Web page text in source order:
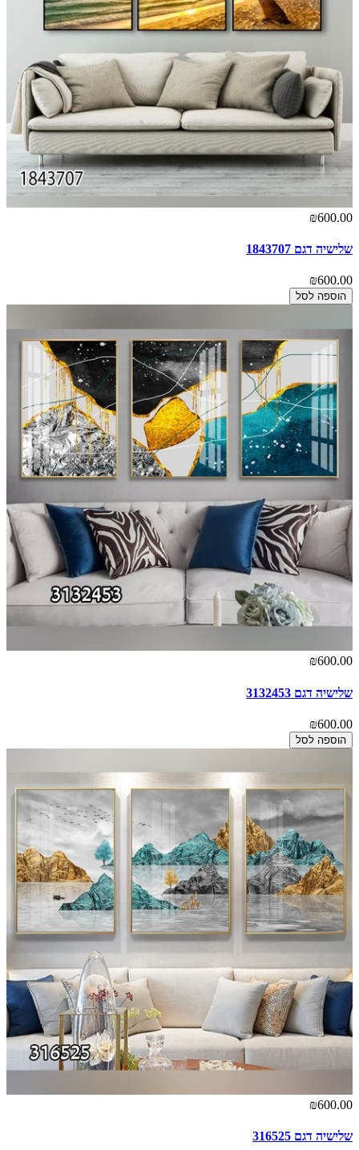
₪600.00
שלישיה דגם 1843707
₪600.00
הוספה לסל
₪600.00
שלישיה דגם 3132453
₪600.00
הוספה לסל
₪600.00
שלישיה דגם 316525